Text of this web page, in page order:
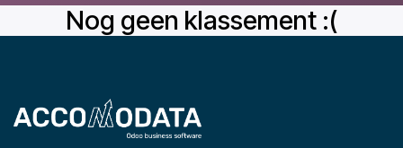
Nog geen klassement :(